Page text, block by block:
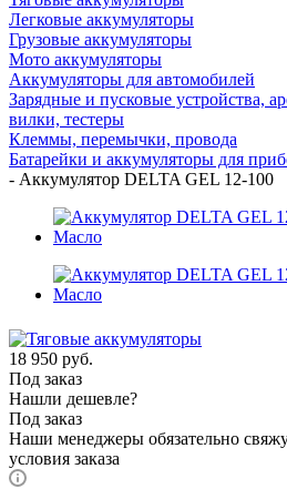
Легковые аккумуляторы
Грузовые аккумуляторы
Мото аккумуляторы
Аккумуляторы для автомобилей
Зарядные и пусковые устройства,
вилки, тестеры
Клеммы, перемычки, провода
Батарейки и аккумуляторы для
- Аккумулятор DELTA GEL 12-100
18 950 руб.
Под заказ
Нашли дешевле?
Под заказ
Наши менеджеры обязательно
условия заказа